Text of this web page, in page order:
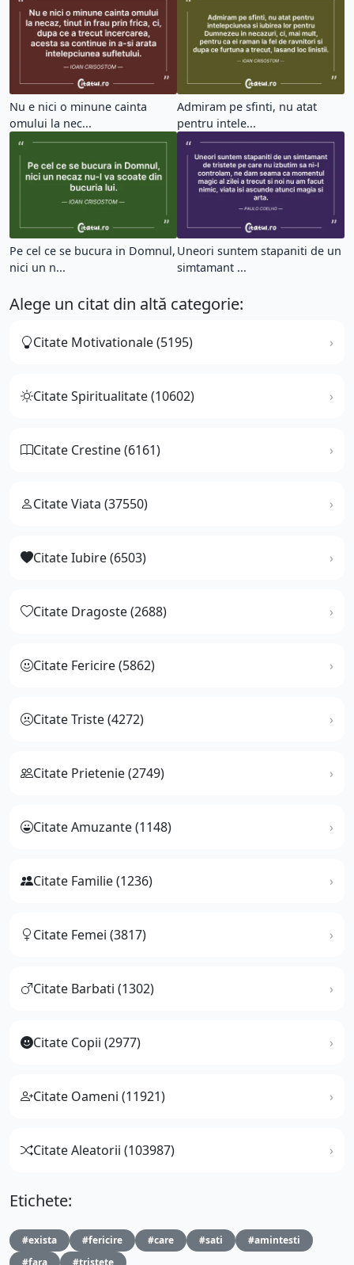
Nu e nici o minune cainta
omului la nec...
Admiram pe sfinti, nu atat
pentru intele...
Pe cel ce se bucura in Domnul,
nici un n...
Uneori suntem stapaniti de un
simtamant ...
Alege un citat din altă categorie:
Citate Motivationale (5195)
Citate Spiritualitate (10602)
Citate Crestine (6161)
Citate Viata (37550)
Citate Iubire (6503)
Citate Dragoste (2688)
Citate Fericire (5862)
Citate Triste (4272)
Citate Prietenie (2749)
Citate Amuzante (1148)
Citate Familie (1236)
Citate Femei (3817)
Citate Barbati (1302)
Citate Copii (2977)
Citate Oameni (11921)
Citate Aleatorii (103987)
Etichete:
#exista #fericire #care #sati
#amintesti
#fara
#tristete